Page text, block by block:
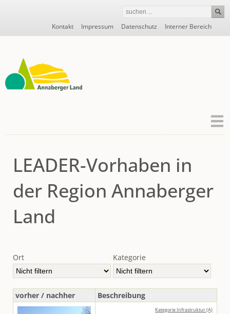
Navigation
überspringen
Kontakt Impressum Datenschutz Interner Bereich
LEADER-Vorhaben in
der Region Annaberger
Land
Ort Kategorie
vorher / nachher Beschreibung
Kategorie Infrastruktur (A)